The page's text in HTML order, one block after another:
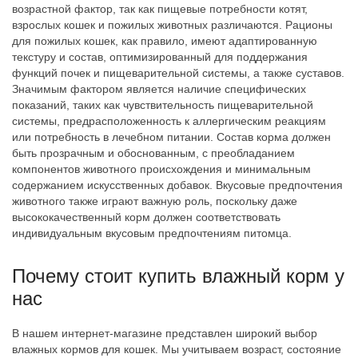
возрастной фактор, так как пищевые потребности котят,
взрослых кошек и пожилых животных различаются. Рационы
для пожилых кошек, как правило, имеют адаптированную
текстуру и состав, оптимизированный для поддержания
функций почек и пищеварительной системы, а также суставов.
Значимым фактором является наличие специфических
показаний, таких как чувствительность пищеварительной
системы, предрасположенность к аллергическим реакциям
или потребность в лечебном питании. Состав корма должен
быть прозрачным и обоснованным, с преобладанием
компонентов животного происхождения и минимальным
содержанием искусственных добавок. Вкусовые предпочтения
животного также играют важную роль, поскольку даже
высококачественный корм должен соответствовать
индивидуальным вкусовым предпочтениям питомца.
Почему стоит купить влажный корм у
нас
В нашем интернет-магазине представлен широкий выбор
влажных кормов для кошек. Мы учитываем возраст, состояние